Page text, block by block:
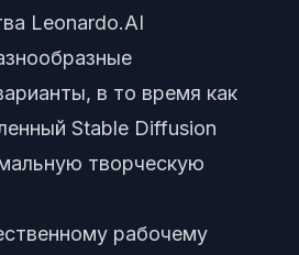
Leonardo.AI
в то время как
Stable Diffusion
творческую
рабочему